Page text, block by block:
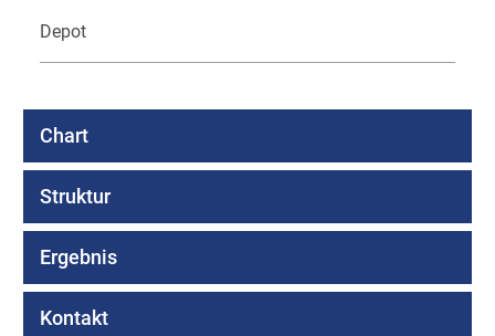
Depot
Chart
Struktur
Ergebnis
Kontakt